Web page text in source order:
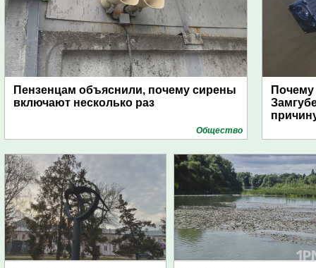
Пензенцам объяснили, почему сирены
включают несколько раз
Общество